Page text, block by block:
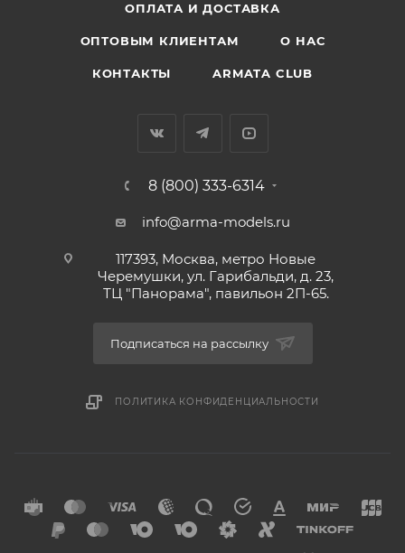
ОПЛАТА И ДОСТАВКА
ОПТОВЫМ КЛИЕНТАМ О НАС
КОНТАКТЫ ARMATA CLUB
8 (800) 333-6314
info@arma-models.ru
117393, Москва, метро Новые
Черемушки, ул. Гарибальди, д. 23,
ТЦ "Панорама", павильон 2П-65.
Подписаться на рассылку
ПОЛИТИКА КОНФИДЕНЦИАЛЬНОСТИ